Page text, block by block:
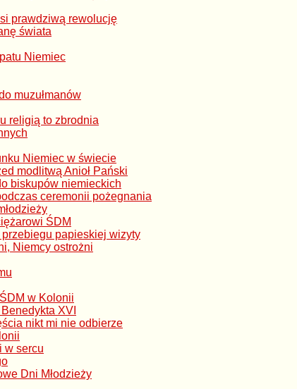
prawdziwą rewolucję
świata
Niemiec
muzułmanów
religią to zbrodnia
Niemiec w świecie
modlitwą Anioł Pański
biskupów niemieckich
ceremonii pożegnania
ŚDM
papieskiej wizyty
Niemcy ostrożni
w Kolonii
XVI
nikt mi nie odbierze
w sercu
Dni Młodzieży